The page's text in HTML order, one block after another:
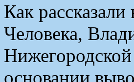
Как
Человека,
основании